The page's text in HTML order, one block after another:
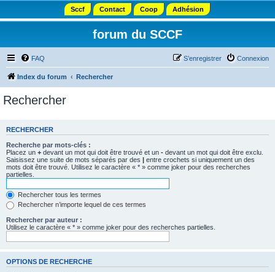
Sccf Contact Coop Adhésion
forum du SCCF
FAQ Connexion
S’enregistrer
Index du forum Rechercher
Rechercher
RECHERCHER
Recherche par mots-clés :
Placez un + devant un mot qui doit être trouvé et un - devant un mot qui doit être exclu.
Saisissez une suite de mots séparés par des | entre crochets si uniquement un des
mots doit être trouvé. Utilisez le caractère « * » comme joker pour des recherches
partielles.
Rechercher tous les termes
Rechercher n’importe lequel de ces termes
Rechercher par auteur :
Utilisez le caractère « * » comme joker pour des recherches partielles.
OPTIONS DE RECHERCHE